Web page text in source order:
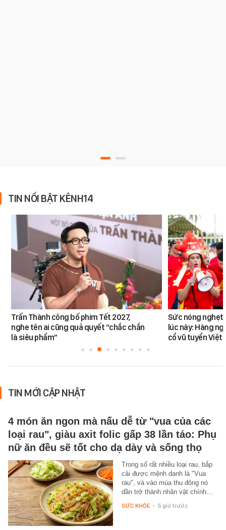
TIN NỔI BẬT KÊNH14
Trấn Thành công bố phim Tết 2027,
nghe tên ai cũng quả quyết “chắc chắn
là siêu phẩm”
Sức nóng nghẹt
lúc này: Hàng
cổ vũ tuyển
TIN MỚI CẬP NHẬT
4 món ăn ngon mà nấu dễ từ "vua của các
loại rau", giàu axit folic gấp 38 lần táo: Phụ
nữ ăn đều sẽ tốt cho dạ dày và sống thọ
Trong số rất nhiều loại rau, bắp
cải được mệnh danh là "Vua
rau", và vào mùa thu đông nó
dần trở thành nhân vật chính…
SỨC KHỎE - 5 giờ trước